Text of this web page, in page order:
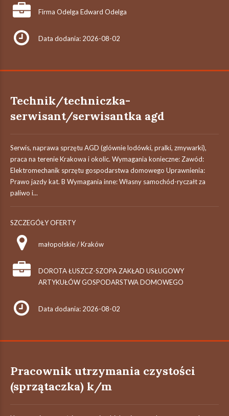
Firma Odelga Edward Odelga
Data dodania: 2026-08-02
Technik/techniczka-
serwisant/serwisantka agd
Serwis, naprawa sprzętu AGD (glównie lodówki, pralki, zmywarki),
praca na terenie Krakowa i okolic. Wymagania konieczne: Zawód:
Elektromechanik sprzętu gospodarstwa domowego Uprawnienia:
Prawo jazdy kat. B Wymagania inne: Własny samochód-ryczałt za
paliwo i...
SZCZEGÓŁY OFERTY
małopolskie / Kraków
DOROTA ŁUSZCZ-SZOPA ZAKŁAD USŁUGOWY
ARTYKUŁÓW GOSPODARSTWA DOMOWEGO
Data dodania: 2026-08-02
Pracownik utrzymania czystości
(sprzątaczka) k/m